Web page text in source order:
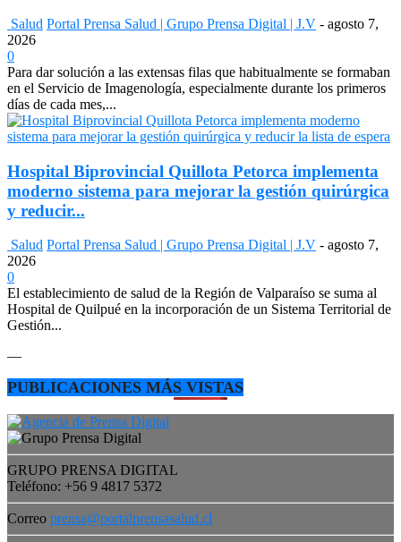
Salud Portal Prensa Salud | Grupo Prensa Digital | J.V - agosto 7,
2026
0
Para dar solución a las extensas filas que habitualmente se formaban
en el Servicio de Imagenología, especialmente durante los primeros
días de cada mes,...
Hospital Biprovincial Quillota Petorca implementa
moderno sistema para mejorar la gestión quirúrgica
y reducir...
Salud Portal Prensa Salud | Grupo Prensa Digital | J.V - agosto 7,
2026
0
El establecimiento de salud de la Región de Valparaíso se suma al
Hospital de Quilpué en la incorporación de un Sistema Territorial de
Gestión...
—
PUBLICACIONES MÁS VISTAS
GRUPO PRENSA DIGITAL
Teléfono: +56 9 4817 5372
Correo prensa@portalprensasalud.cl